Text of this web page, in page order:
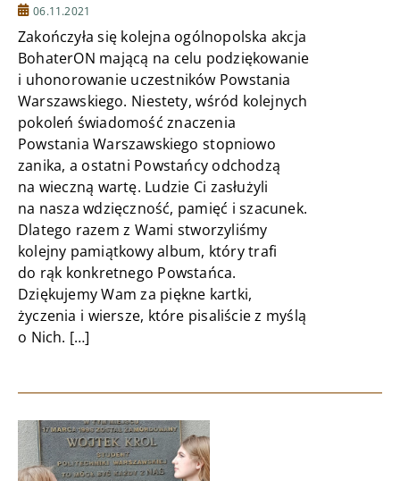
06.11.2021
Zakończyła się kolejna ogólnopolska akcja
BohaterON mającą na celu podziękowanie
i uhonorowanie uczestników Powstania
Warszawskiego. Niestety, wśród kolejnych
pokoleń świadomość znaczenia
Powstania Warszawskiego stopniowo
zanika, a ostatni Powstańcy odchodzą
na wieczną wartę. Ludzie Ci zasłużyli
na nasza wdzięczność, pamięć i szacunek.
Dlatego razem z Wami stworzyliśmy
kolejny pamiątkowy album, który trafi
do rąk konkretnego Powstańca.
Dziękujemy Wam za piękne kartki,
życzenia i wiersze, które pisaliście z myślą
o Nich. […]